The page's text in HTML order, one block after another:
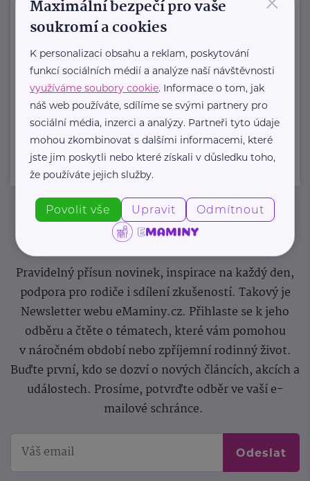
https://www.tukas.cz/
sekretariat@tukas.cz
Zobrazit přehled společností
Newsletter
Pravidelný přísun novinek, inspirace na každý den,
podpora pro rodiče i sdílení zkušeností. Takový je
Newsletter webu eMaminy.cz. Přihlaste se k jeho
odběru a čtěte o tématech, které vám pomohou
v náročném období nebo zpříjemní rodinný život.
Buďte první, kdo se dozví o nových článcích, akcích a
událostech. Prosíme, potvrďte odběr ve vaší e-
mailové schránce.
Odeslat
Maximální bezpečí pro vaše
soukromí a cookies
K personalizaci obsahu a reklam, poskytování
funkcí sociálních médií a analýze naší návštěvnosti
využíváme soubory cookie. Informace o tom, jak
náš web používáte, sdílíme se svými partnery pro
sociální média, inzerci a analýzy. Partneři tyto údaje
mohou zkombinovat s dalšími informacemi, které
jste jim poskytli nebo které získali v důsledku toho,
že používáte jejich služby.
Povolit vše Upravit Odmítnout